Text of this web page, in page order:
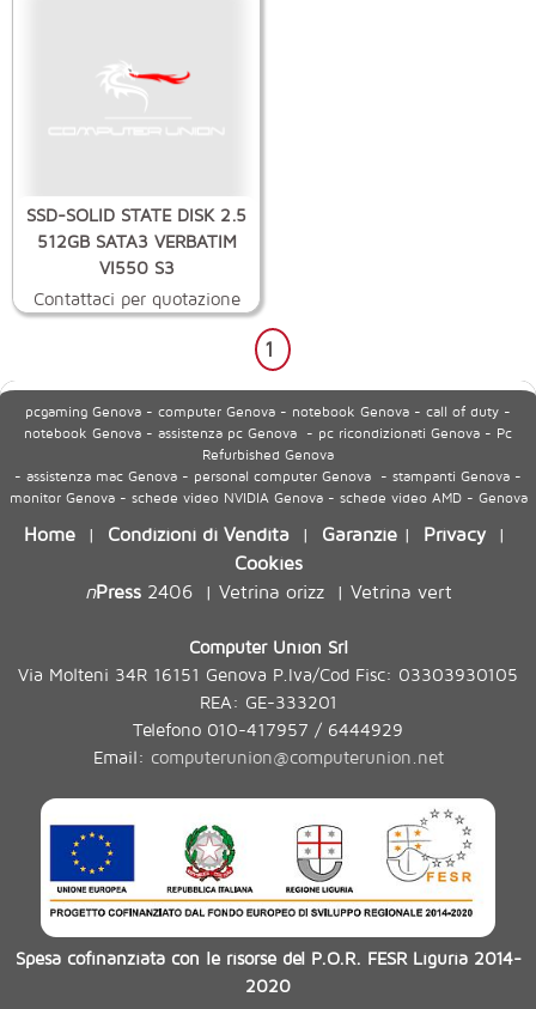
SSD-SOLID STATE DISK 2.5
512GB SATA3 VERBATIM
VI550 S3
Contattaci per quotazione
1
pcgaming Genova - computer Genova - notebook Genova - call of duty -
notebook Genova - assistenza pc Genova - pc ricondizionati Genova - Pc
Refurbished Genova
- assistenza mac Genova - personal computer Genova - stampanti Genova -
monitor Genova - schede video NVIDIA Genova - schede video AMD - Genova
Home | Condizioni di Vendita | Garanzie | Privacy|
Cookies
nPress2406| Vetrina orizz| Vetrina vert
Computer Union Srl
Via Molteni 34R 16151 Genova P.Iva/Cod Fisc: 03303930105
REA: GE-333201
Telefono 010-417957 / 6444929
Email: computerunion@computerunion.net
Spesa cofinanziata con le risorse del P.O.R. FESR Liguria 2014-
2020